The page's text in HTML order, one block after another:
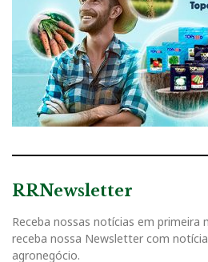
RRNewsletter
Receba nossas notícias em primeira
receba nossa Newsletter com
agronegócio.